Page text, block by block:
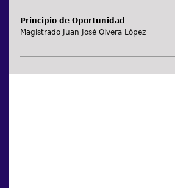
Principio de Oportunidad
Magistrado Juan José Olvera López